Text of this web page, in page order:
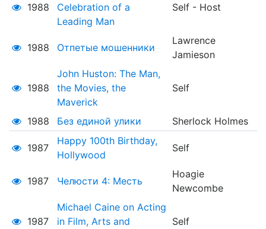
1988
Celebration of a
Leading Man
Self - Host
1988 Отпетые мошенники
Lawrence
Jamieson
1988
John Huston: The Man,
the Movies, the
Maverick
Self
1988 Без единой улики Sherlock Holmes
1987
Happy 100th Birthday,
Hollywood
Self
1987 Челюсти 4: Месть
Hoagie
Newcombe
1987
Michael Caine on Acting
in Film, Arts and
Self